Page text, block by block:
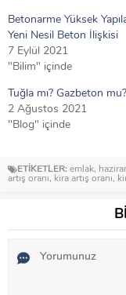
Betonarme Yüksek
Yeni Nesil Beton İlişkisi
7 Eylül 2021
"Bilim" içinde
Tuğla mı? Gazbeton mu?
2 Ağustos 2021
"Blog" içinde
ETİKETLER: emlak,
artış oranı, kira artış oranı,